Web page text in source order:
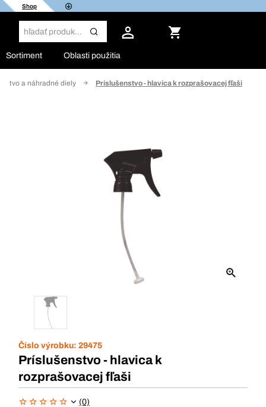
Shop
Sortiment Oblasti použitia
a náhradné diely Príslušenstvo - hlavica k rozprašovacej fľaši
Číslo výrobku: 29475
Príslušenstvo - hlavica k
rozprašovacej fľaši
(0)